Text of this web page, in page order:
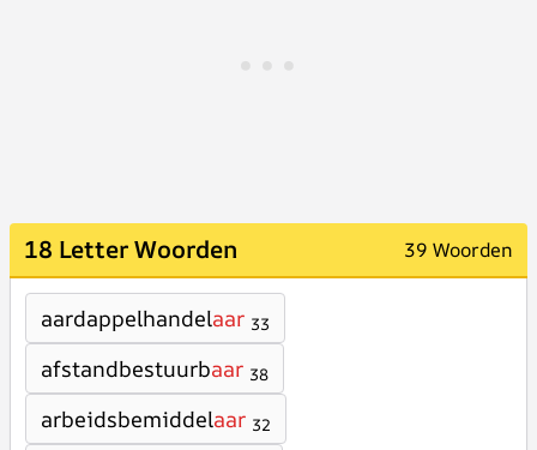
18 Letter Woorden 39 Woorden
aardappelhandelaar 33
afstandbestuurbaar 38
arbeidsbemiddelaar 32